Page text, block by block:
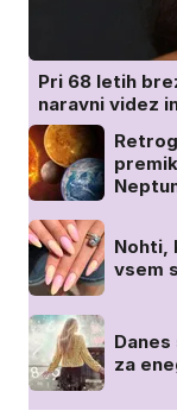
Pri 68 letih
naravni videz
Nohti,
vsem
za